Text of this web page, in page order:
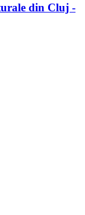
din Cluj -